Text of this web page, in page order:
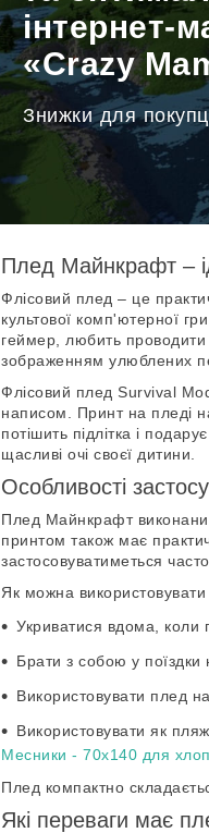
інтернет-
«Crazy
Знижки для
Плед Майнкрафт –
Флісовий плед – це
культової комп'ютерної
геймер, любить
зображенням улюблених
Флісовий плед Survival
написом. Принт на пледі
потішить підлітка і
щасливі очі своєї дитини.
Особливості
Плед Майнкрафт
принтом також має
застосовуватиметься
Як можна
Укриватися вдома, коли
Брати з собою у поїздки
Використовувати плед
Використовувати як
Месники - 70х140 для
Плед компактно
Які переваги має